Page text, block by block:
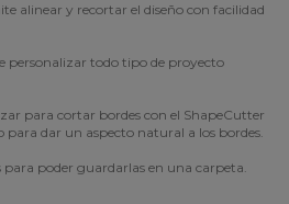
alinear y recortar el diseño con facilidad
personalizar todo tipo de proyecto
para cortar bordes con el ShapeCutter
para dar un aspecto natural a los bordes.
para poder guardarlas en una carpeta.